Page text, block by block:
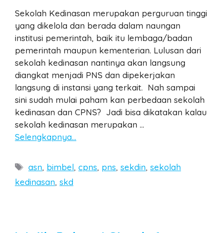
Sekolah Kedinasan merupakan perguruan tinggi
yang dikelola dan berada dalam naungan
institusi pemerintah, baik itu lembaga/badan
pemerintah maupun kementerian. Lulusan dari
sekolah kedinasan nantinya akan langsung
diangkat menjadi PNS dan dipekerjakan
langsung di instansi yang terkait. Nah sampai
sini sudah mulai paham kan perbedaan sekolah
kedinasan dan CPNS? Jadi bisa dikatakan kalau
sekolah kedinasan merupakan …
Selengkapnya…
Tags
asn, bimbel,cpns, pns,sekdin,sekolah
kedinasan, skd